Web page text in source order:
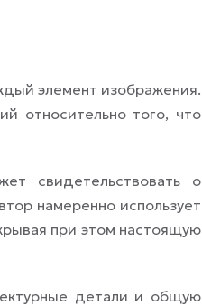
элемент изображения.
относительно того, что
свидетельствовать о
намеренно использует
при этом настоящую
детали и общую